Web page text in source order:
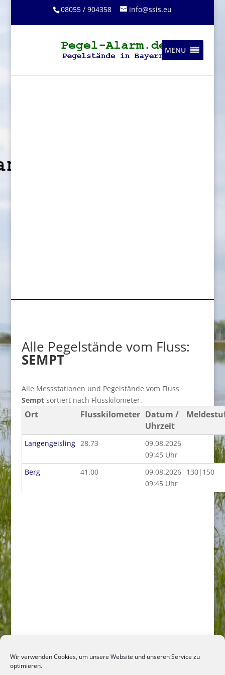
Wir verwenden Cookies, um unsere Website und unseren Service zu
optimieren.
08055 / 904358 info@ssis.eu
MENU
Alle Pegelstände vom Fluss:
SEMPT
Alle Messstationen und Pegelstände vom Fluss
Semptsortiert nach Flusskilometer.
Ort Flusskilometer Datum /
Uhrzeit
Langengeisling 28.73
09.08.2026
09:45 Uhr
Berg
41.00
09.08.2026
09:45 Uhr
130|150